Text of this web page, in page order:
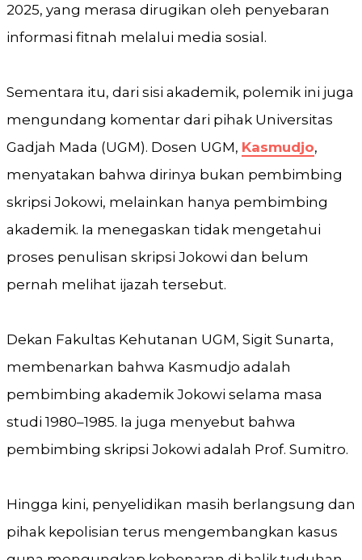
2025, yang merasa dirugikan oleh penyebaran
informasi fitnah melalui media sosial.
Sementara itu, dari sisi akademik, polemik ini juga
mengundang komentar dari pihak Universitas
Gadjah Mada (UGM). Dosen UGM, Kasmudjo,
menyatakan bahwa dirinya bukan pembimbing
skripsi Jokowi, melainkan hanya pembimbing
akademik. Ia menegaskan tidak mengetahui
proses penulisan skripsi Jokowi dan belum
pernah melihat ijazah tersebut.
Dekan Fakultas Kehutanan UGM, Sigit Sunarta,
membenarkan bahwa Kasmudjo adalah
pembimbing akademik Jokowi selama masa
studi 1980–1985. Ia juga menyebut bahwa
pembimbing skripsi Jokowi adalah Prof. Sumitro.
Hingga kini, penyelidikan masih berlangsung dan
pihak kepolisian terus mengembangkan kasus